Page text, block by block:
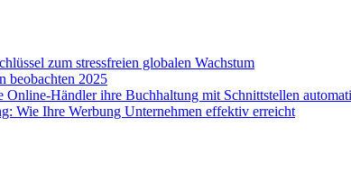
zum stressfreien globalen Wachstum
beobachten 2025
Online-Händler ihre Buchhaltung mit Schnittstellen
Wie Ihre Werbung Unternehmen effektiv erreicht